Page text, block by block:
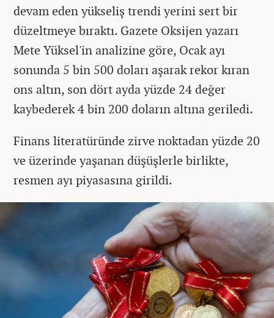
devam eden yükseliş trendi yerini sert bir
düzeltmeye bıraktı. Gazete Oksijen yazarı
Mete Yüksel'in analizine göre, Ocak ayı
sonunda 5 bin 500 doları aşarak rekor kıran
ons altın, son dört ayda yüzde 24 değer
kaybederek 4 bin 200 doların altına geriledi.
Finans literatüründe zirve noktadan yüzde 20
ve üzerinde yaşanan düşüşlerle birlikte,
resmen ayı piyasasına girildi.